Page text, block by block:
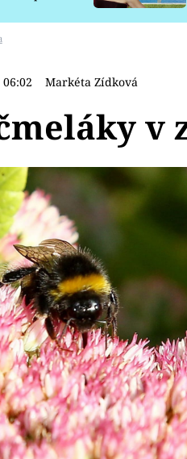
Markéta Zídková
v